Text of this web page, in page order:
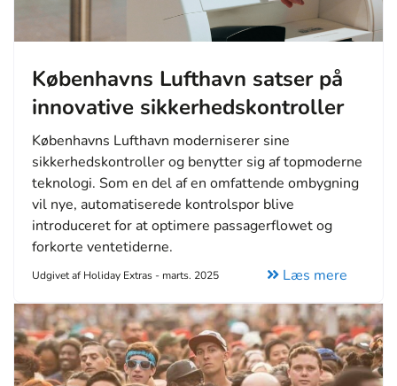
Københavns Lufthavn satser på
innovative sikkerhedskontroller
Københavns Lufthavn moderniserer sine
sikkerhedskontroller og benytter sig af topmoderne
teknologi. Som en del af en omfattende ombygning
vil nye, automatiserede kontrolspor blive
introduceret for at optimere passagerflowet og
forkorte ventetiderne.
Udgivet af Holiday Extras - marts. 2025 Læs mere